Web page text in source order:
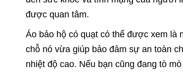
được quan tâm.
Áo bảo hộ có quạt có thể được xem là
chỗ nó vừa giúp bảo đảm sự an toàn
nhiệt độ cao. Nếu bạn cũng đang tò